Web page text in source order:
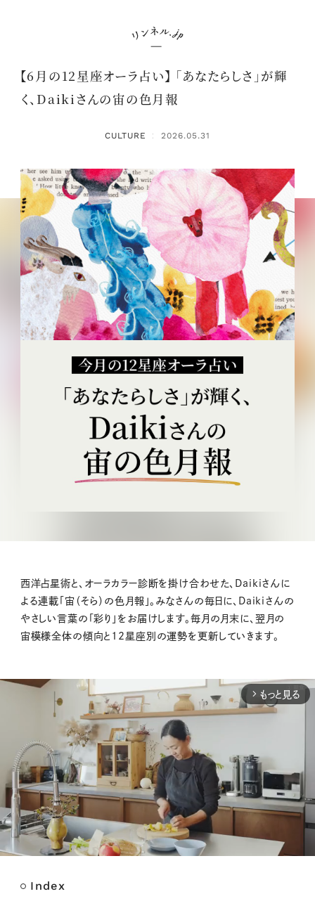
【6月の12星座オーラ占い】 「あなたらしさ」が輝
く、Daikiさんの宙の色月報
CULTURE ： 2026.05.31
西洋占星術と、オーラカラー診断を掛け合わせた、Daikiさんに
よる連載「宙（そら）の色月報」。みなさんの毎日に、Daikiさんの
やさしい言葉の「彩り」をお届けします。毎月の月末に、翌月の
宙模様全体の傾向と12星座別の運勢を更新していきます。
arrow_forward_ios もっと見る
Index